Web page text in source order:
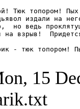
Тюк топором!
издали на
но ведь
на взрыв!
- тюк топором!
15